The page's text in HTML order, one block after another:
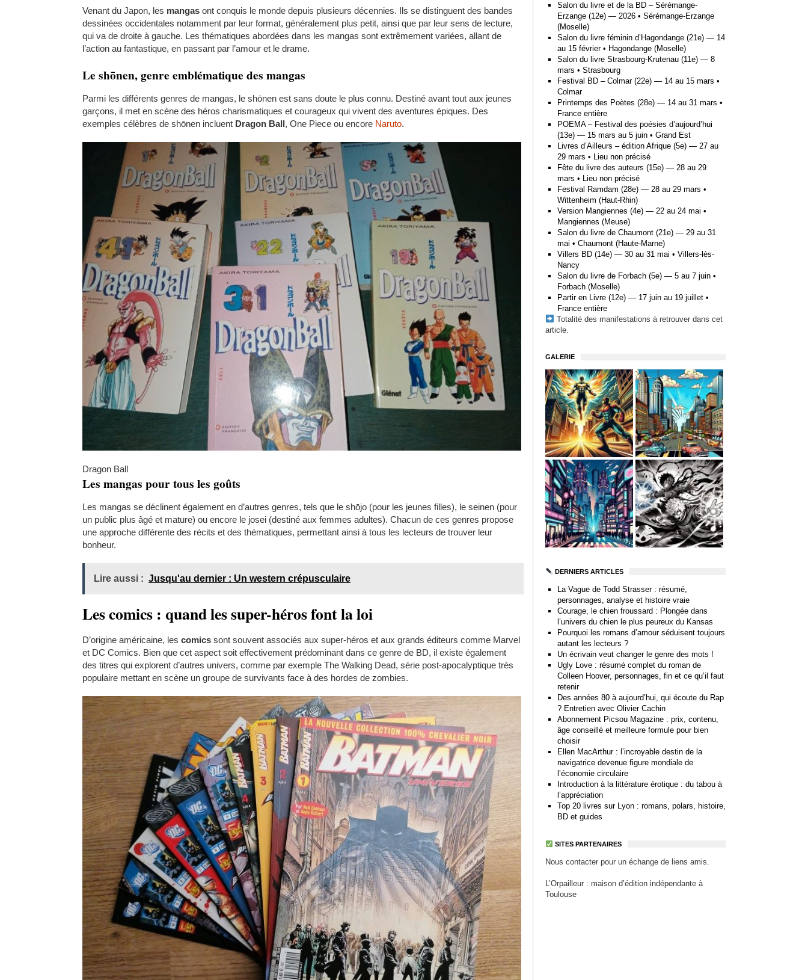
Venant du Japon, les mangas ont conquis le monde depuis plusieurs décennies. Ils se distinguent des bandes
dessinées occidentales notamment par leur format, généralement plus petit, ainsi que par leur sens de lecture,
qui va de droite à gauche. Les thématiques abordées dans les mangas sont extrêmement variées, allant de
l’action au fantastique, en passant par l’amour et le drame.
Le shōnen, genre emblématique des mangas
Parmi les différents genres de mangas, le shōnen est sans doute le plus connu. Destiné avant tout aux jeunes
garçons, il met en scène des héros charismatiques et courageux qui vivent des aventures épiques. Des
exemples célèbres de shōnen incluent Dragon Ball, One Piece ou encore Naruto.
Dragon Ball
Les mangas pour tous les goûts
Les mangas se déclinent également en d’autres genres, tels que le shōjo (pour les jeunes filles), le seinen (pour
un public plus âgé et mature) ou encore le josei (destiné aux femmes adultes). Chacun de ces genres propose
une approche différente des récits et des thématiques, permettant ainsi à tous les lecteurs de trouver leur
bonheur.
Lire aussi : Jusqu'au dernier : Un western crépusculaire
Les comics : quand les super-héros font la loi
D’origine américaine, les comics sont souvent associés aux super-héros et aux grands éditeurs comme Marvel
et DC Comics. Bien que cet aspect soit effectivement prédominant dans ce genre de BD, il existe également
des titres qui explorent d’autres univers, comme par exemple The Walking Dead, série post-apocalyptique très
populaire mettant en scène un groupe de survivants face à des hordes de zombies.
Salon du livre et de la BD – Sérémange-
Erzange (12e) — 2026 • Sérémange-Erzange
(Moselle)
Salon du livre féminin d’Hagondange (21e) — 14
au 15 février • Hagondange (Moselle)
Salon du livre Strasbourg-Krutenau (11e) — 8
mars • Strasbourg
Festival BD – Colmar (22e) — 14 au 15 mars •
Colmar
Printemps des Poètes (28e) — 14 au 31 mars •
France entière
POEMA – Festival des poésies d’aujourd’hui
(13e) — 15 mars au 5 juin • Grand Est
Livres d’Ailleurs – édition Afrique (5e) — 27 au
29 mars • Lieu non précisé
Fête du livre des auteurs (15e) — 28 au 29
mars • Lieu non précisé
Festival Ramdam (28e) — 28 au 29 mars •
Wittenheim (Haut-Rhin)
Version Mangiennes (4e) — 22 au 24 mai •
Mangiennes (Meuse)
Salon du livre de Chaumont (21e) — 29 au 31
mai • Chaumont (Haute-Marne)
Villers BD (14e) — 30 au 31 mai • Villers-lès-
Nancy
Salon du livre de Forbach (5e) — 5 au 7 juin •
Forbach (Moselle)
Partir en Livre (12e) — 17 juin au 19 juillet •
France entière
Totalité des manifestations à retrouver dans cet
article.
GALERIE
DERNIERS ARTICLES
La Vague de Todd Strasser : résumé,
personnages, analyse et histoire vraie
Courage, le chien froussard : Plongée dans
l’univers du chien le plus peureux du Kansas
Pourquoi les romans d’amour séduisent toujours
autant les lecteurs ?
Un écrivain veut changer le genre des mots !
Ugly Love : résumé complet du roman de
Colleen Hoover, personnages, fin et ce qu’il faut
retenir
Des années 80 à aujourd’hui, qui écoute du Rap
? Entretien avec Olivier Cachin
Abonnement Picsou Magazine : prix, contenu,
âge conseillé et meilleure formule pour bien
choisir
Ellen MacArthur : l’incroyable destin de la
navigatrice devenue figure mondiale de
l’économie circulaire
Introduction à la littérature érotique : du tabou à
l’appréciation
Top 20 livres sur Lyon : romans, polars, histoire,
BD et guides
SITES PARTENAIRES
Nous contacter pour un échange de liens amis.
L’Orpailleur : maison d’édition indépendante à
Toulouse